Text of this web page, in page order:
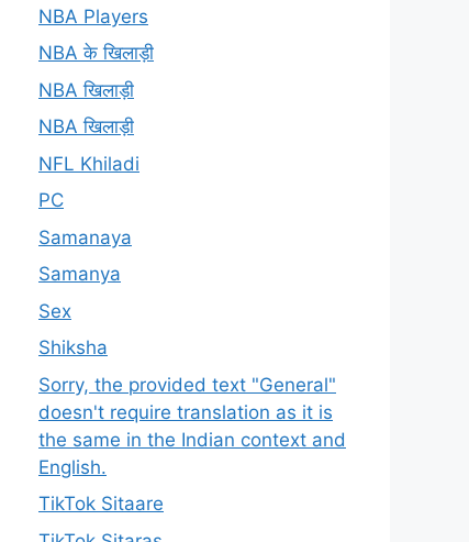
NBA Players
NBA के खिलाड़ी
NBA खिलाड़ी
NBA खिलाड़ी
NFL Khiladi
PC
Samanaya
Samanya
Sex
Shiksha
Sorry, the provided text "General"
doesn't require translation as it is
the same in the Indian context and
English.
TikTok Sitaare